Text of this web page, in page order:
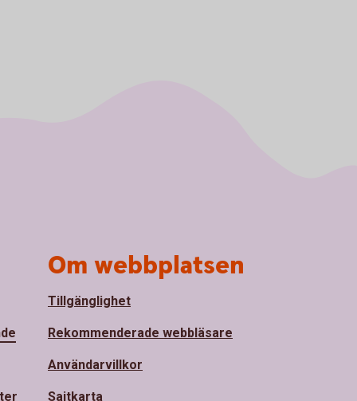
Om webbplatsen
Tillgänglighet
Rekommenderade webbläsare
Användarvillkor
Sajtkarta